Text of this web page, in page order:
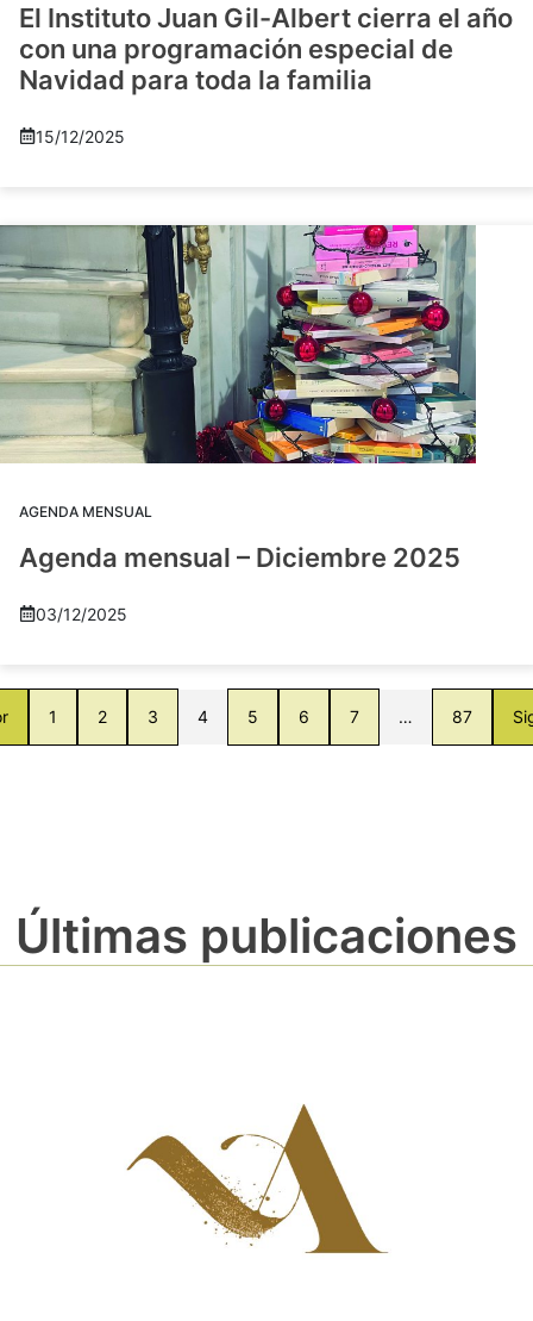
El Instituto Juan Gil-Albert cierra el año
con una programación especial de
Navidad para toda la familia
15/12/2025
AGENDA MENSUAL
Agenda mensual – Diciembre 2025
03/12/2025
1 2 3 4 5 6 7 … 87
Últimas publicaciones